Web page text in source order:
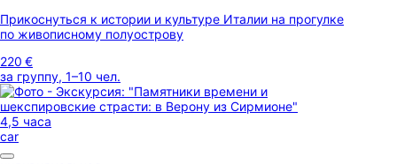
Прикоснуться к истории и культуре Италии на прогулке
по живописному полуострову
220 €
за группу, 1–10 чел.
4,5 часа
car